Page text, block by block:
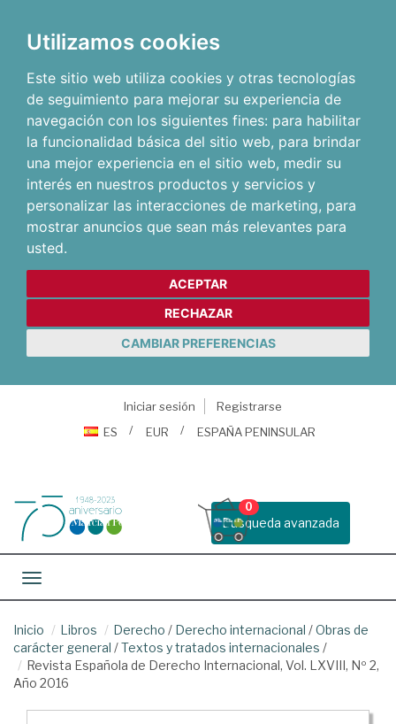
Utilizamos cookies
Este sitio web utiliza cookies y otras tecnologías
de seguimiento para mejorar su experiencia de
navegación con los siguientes fines: para habilitar
la funcionalidad básica del sitio web, para brindar
una mejor experiencia en el sitio web, medir su
interés en nuestros productos y servicios y
personalizar las interacciones de marketing, para
mostrar anuncios que sean más relevantes para
usted.
ACEPTAR
RECHAZAR
CAMBIAR PREFERENCIAS
Iniciar sesión
Registrarse
ES
EUR ESPAÑA PENINSULAR
Busqueda avanzada
0
Toggle navigation
Inicio Libros Derecho / Derecho internacional /Obras de
carácter general /Textos y tratados internacionales /
Revista Española de Derecho Internacional, Vol. LXVIII, Nº 2,
Año 2016